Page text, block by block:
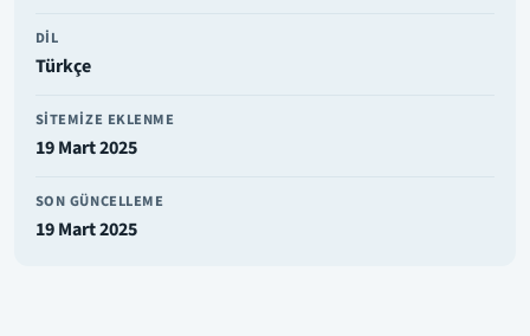
DIL
Türkçe
SITEMIZE EKLENME
19 Mart 2025
SON GÜNCELLEME
19 Mart 2025